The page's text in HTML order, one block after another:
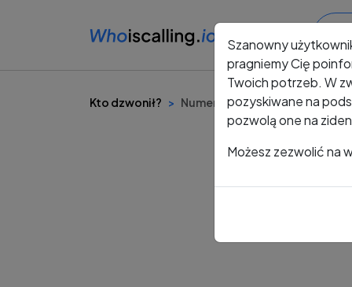
Kto dzwonił? Numer +48 487 289 377
Szanowny
pragniemy Cię
Twoich potrzeb. W
pozyskiwane na
pozwolą one na
Możesz zezwolić na